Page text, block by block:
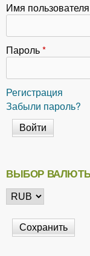
Имя пользователя
Пароль*
Регистрация
Забыли пароль?
ВЫБОР